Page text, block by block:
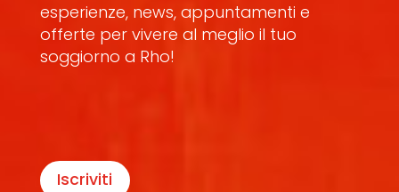
esperienze, news, appuntamenti e
offerte per vivere al meglio il tuo
soggiorno a Rho!
Iscriviti